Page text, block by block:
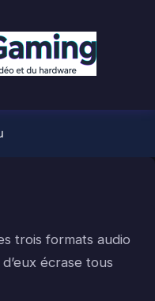
trois formats audio
écrase tous